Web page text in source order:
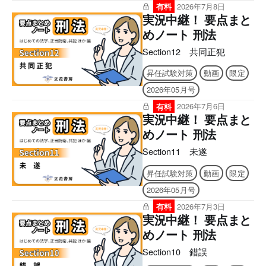
有料 2026年7月8日
実況中継！ 要点まと
めノート 刑法
Section12 共同正犯
昇任試験対策 動画
限定
2026年05月号
有料 2026年7月6日
実況中継！ 要点まと
めノート 刑法
Section11 未遂
昇任試験対策 動画
限定
2026年05月号
有料 2026年7月3日
実況中継！ 要点まと
めノート 刑法
Section10 錯誤